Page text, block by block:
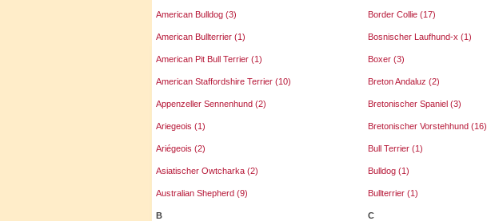
American Bulldog (3)
American Bullterrier (1)
American Pit Bull Terrier (1)
American Staffordshire Terrier (10)
Appenzeller Sennenhund (2)
Ariegeois (1)
Ariégeois (2)
Asiatischer Owtcharka (2)
Australian Shepherd (9)
B
Border Collie (17)
Bosnischer Laufhund-x (1)
Boxer (3)
Breton Andaluz (2)
Bretonischer Spaniel (3)
Bretonischer Vorstehhund (16)
Bull Terrier (1)
Bulldog (1)
Bullterrier (1)
C